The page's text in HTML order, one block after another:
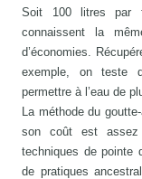
Soit 100 litres par
connaissent la
d’économies.
exemple, on teste
permettre à l’eau de
La méthode du
son coût est assez
techniques de pointe
de pratiques